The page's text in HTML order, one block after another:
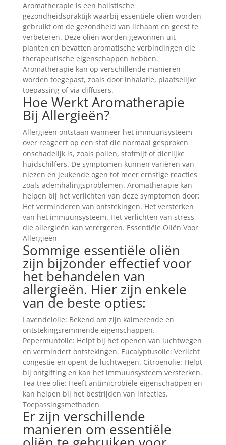
Aromatherapie is een holistische
gezondheidspraktijk waarbij essentiële oliën worden
gebruikt om de gezondheid van lichaam en geest te
verbeteren. Deze oliën worden gewonnen uit
planten en bevatten aromatische verbindingen die
therapeutische eigenschappen hebben.
Aromatherapie kan op verschillende manieren
worden toegepast, zoals door inhalatie, plaatselijke
toepassing of via diffusers.
Hoe Werkt Aromatherapie
Bij Allergieën?
Allergieën ontstaan wanneer het immuunsysteem
over reageert op een stof die normaal gesproken
onschadelijk is, zoals pollen, stofmijt of dierlijke
huidschilfers. De symptomen kunnen variëren van
niezen en jeukende ogen tot meer ernstige reacties
zoals ademhalingsproblemen. Aromatherapie kan
helpen bij het verlichten van deze symptomen door:
Het verminderen van ontstekingen. Het versterken
van het immuunsysteem. Het verlichten van stress,
die allergieën kan verergeren. Essentiële Oliën Voor
Allergieën
Sommige essentiële oliën
zijn bijzonder effectief voor
het behandelen van
allergieën. Hier zijn enkele
van de beste opties:
Lavendelolie: Bekend om zijn kalmerende en
ontstekingsremmende eigenschappen.
Pepermuntolie: Helpt bij het openen van luchtwegen
en vermindert ontstekingen. Eucalyptusolie: Verlicht
congestie en opent de luchtwegen. Citroenolie: Helpt
bij ontgifting en kan het immuunsysteem versterken.
Tea tree olie: Heeft antimicrobiële eigenschappen en
kan helpen bij het bestrijden van infecties.
Toepassingsmethoden
Er zijn verschillende
manieren om essentiële